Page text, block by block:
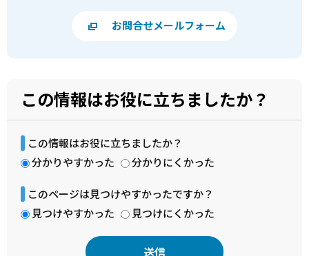
お問合せメールフォーム
この情報はお役に立ちましたか？
この情報はお役に立ちましたか？
分かりやすかった
分かりにくかった
このページは見つけやすかったですか？
見つけやすかった
見つけにくかった